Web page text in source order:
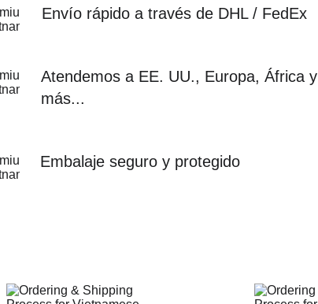
Embalaje seguro y protegido
Envío rápido a través de DHL / FedEx
Atendemos a EE. UU., Europa, África y
más...